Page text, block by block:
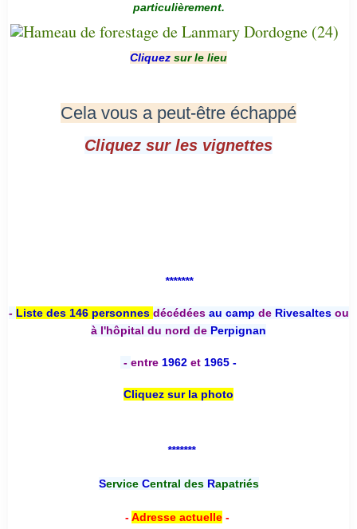
particulièrement.
Cliquez sur le lieu
Cela vous a peut-être échappé
Cliquez sur les vignettes
*******
- Liste des 146 personnes décédées au camp deRivesaltesou
à l'hôpital du nord de Perpignan
- entre 1962 et 1965 -
Cliquez sur la photo
*******
Service Central desRapatriés
-Adresse actuelle-